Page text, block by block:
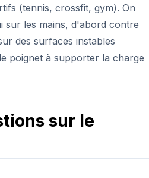
(tennis, crossfit, gym). On
sur les mains, d'abord contre
des surfaces instables
poignet à supporter la charge
sur le